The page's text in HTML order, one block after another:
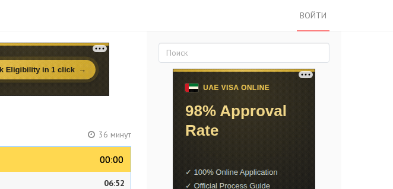
ВОЙТИ
36 минут
00:00
00:00
06:52